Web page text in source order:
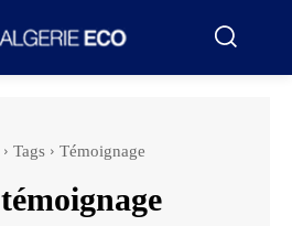
Tags Témoignage
témoignage